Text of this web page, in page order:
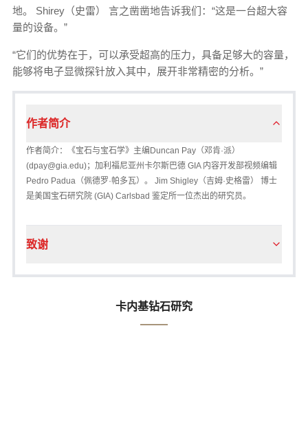
地。 Shirey（史雷） 言之凿凿地告诉我们：“这是一台超大容
量的设备。”
“它们的优势在于，可以承受超高的压力，具备足够大的容量，
能够将电子显微探针放入其中，展开非常精密的分析。”
作者简介
作者简介：《宝石与宝石学》主编Duncan Pay（邓肯·派）
(dpay@gia.edu)；加利福尼亚州卡尔斯巴德 GIA 内容开发部视频编辑
Pedro Padua（佩德罗·帕多瓦）。 Jim Shigley（吉姆·史格雷） 博士
是美国宝石研究院 (GIA) Carlsbad 鉴定所一位杰出的研究员。
致谢
卡内基钻石研究